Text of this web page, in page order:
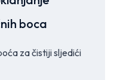
boca
za čistiji sljedići